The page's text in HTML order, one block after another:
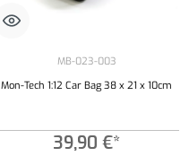
MB-023-003
Mon-Tech 1:12 Car Bag 38 x 21 x 10cm
39,90 €*